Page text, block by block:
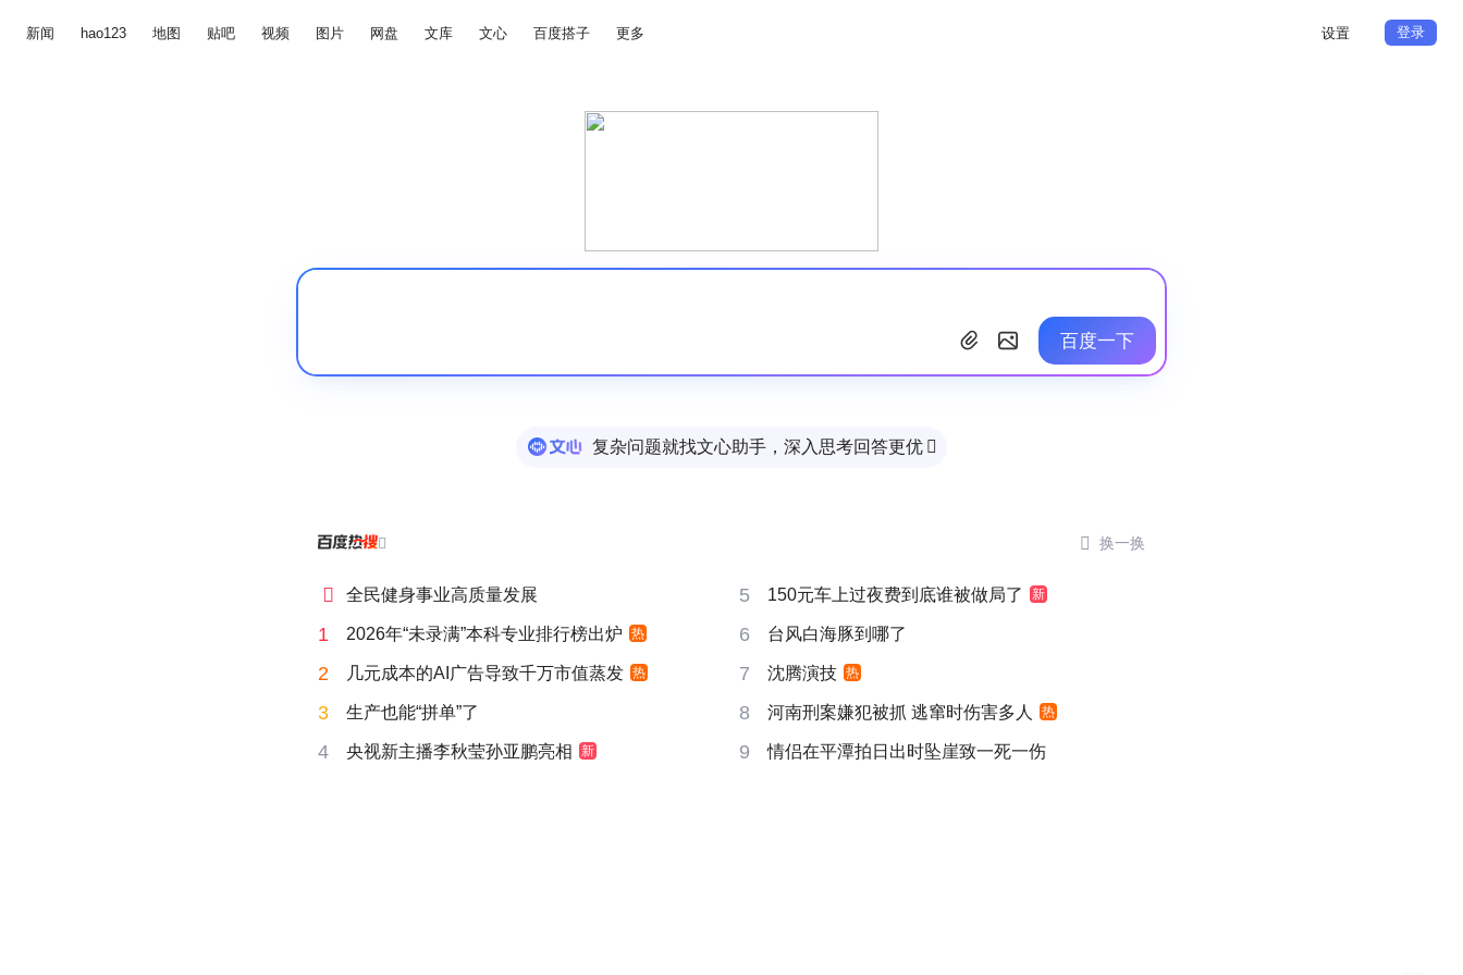
新闻 hao123 地图 贴吧 视频 图片 网盘 文库 文心 百度搭子 更多 设置 登录
百度一下
复杂问题就找文心助手，深入思考回答更优 
  换一换
 全民健身事业高质量发展 5 150元车上过夜费到底谁被做局了 新
1 2026年“未录满”本科专业排行榜出炉 热 6 台风白海豚到哪了
2 几元成本的AI广告导致千万市值蒸发 热 7 沈腾演技 热
3 生产也能“拼单”了 8 河南刑案嫌犯被抓 逃窜时伤害多人 热
4 央视新主播李秋莹孙亚鹏亮相 新 9 情侣在平潭拍日出时坠崖致一死一伤